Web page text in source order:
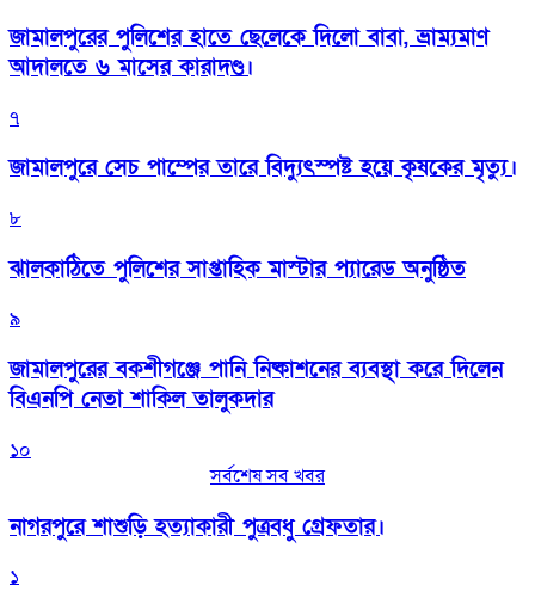
জামালপুরের পুলিশের হাতে ছেলেকে দিলো বাবা, ভ্রাম্যমাণ
আদালতে ৬ মাসের কারাদণ্ড।
৭
জামালপুরে সেচ পাম্পের তারে বিদ্যুৎস্পষ্ট হয়ে কৃষকের মৃত্যু।
৮
‎ঝালকাঠিতে পুলিশের সাপ্তাহিক মাস্টার প্যারেড অনুষ্ঠিত
৯
জামালপুরের বকশীগঞ্জে পানি নিষ্কাশনের ব্যবস্থা করে দিলেন
বিএনপি নেতা শাকিল তালুকদার
১০
সর্বশেষ সব খবর
নাগরপুরে শাশুড়ি হত্যাকারী পুত্রবধু গ্রেফতার।
১